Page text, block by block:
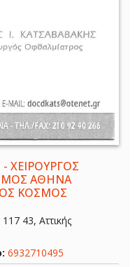
ΧΕΙΡΟΥΡΓΟΣ
ΑΘΗΝΑ
ΚΟΣΜΟΣ
43, Αττικής
6932710495